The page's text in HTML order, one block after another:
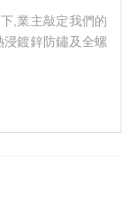
,業主敲定我們的
鍍鋅防鏽及全螺